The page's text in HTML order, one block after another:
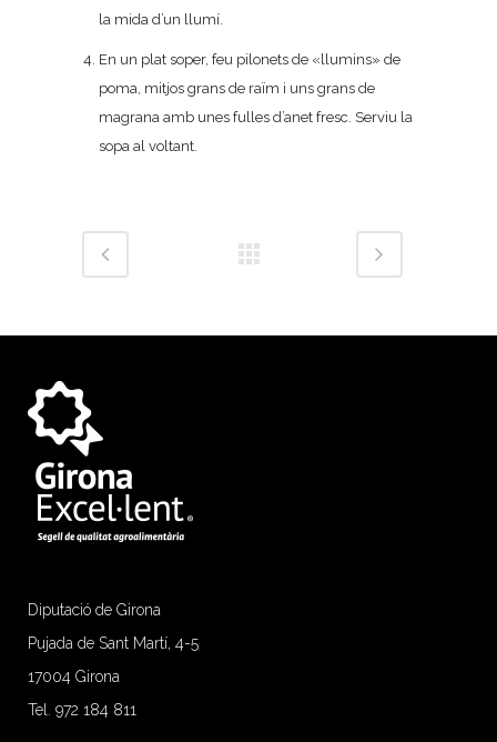
la mida d’un llumí.
En un plat soper, feu pilonets de «llumins» de
poma, mitjos grans de raïm i uns grans de
magrana amb unes fulles d’anet fresc. Serviu la
sopa al voltant.
Diputació de Girona
Pujada de Sant Martí, 4-5
17004 Girona
Tel. 972 184 811